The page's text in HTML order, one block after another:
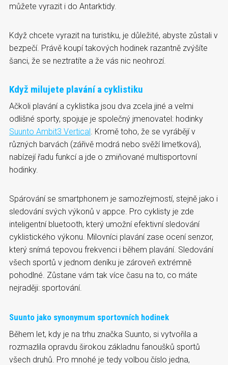
můžete vyrazit i do Antarktidy.
Když chcete vyrazit na turistiku, je důležité, abyste zůstali v
bezpečí. Právě koupí takových hodinek razantně zvýšíte
šanci, že se neztratíte a že vás nic neohrozí.
Když milujete plavání a cyklistiku
Ačkoli plavání a cyklistika jsou dva zcela jiné a velmi
odlišné sporty, spojuje je společný jmenovatel: hodinky
Suunto Ambit3 Vertical . Kromě toho, že se vyrábějí v
různých barvách (zářivě modrá nebo svěží limetková),
nabízejí řadu funkcí a jde o zmiňované multisportovní
hodinky.
Spárování se smartphonem je samozřejmostí, stejně jako i
sledování svých výkonů v appce. Pro cyklisty je zde
inteligentní bluetooth, který umožní efektivní sledování
cyklistického výkonu. Milovníci plavání zase ocení senzor,
který snímá tepovou frekvenci i během plavání. Sledování
všech sportů v jednom deníku je zároveň extrémně
pohodlné. Zůstane vám tak více času na to, co máte
nejraději: sportování.
Suunto jako synonymum sportovních hodinek
Během let, kdy je na trhu značka Suunto, si vytvořila a
rozmazlila opravdu širokou základnu fanoušků sportů
všech druhů. Pro mnohé je tedy volbou číslo jedna,